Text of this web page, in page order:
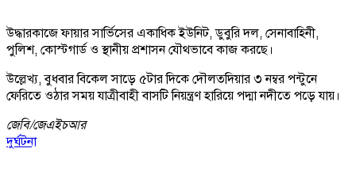
উদ্ধারকাজে ফায়ার সার্ভিসের একাধিক ইউনিট, ডুবুরি দল, সেনাবাহিনী,
পুলিশ, কোস্টগার্ড ও স্থানীয় প্রশাসন যৌথভাবে কাজ করছে।
উল্লেখ্য, বুধবার বিকেল সাড়ে ৫টার দিকে দৌলতদিয়ার ৩ নম্বর পন্টুনে
ফেরিতে ওঠার সময় যাত্রীবাহী বাসটি নিয়ন্ত্রণ হারিয়ে পদ্মা নদীতে পড়ে যায়।
জেবি/জেএইচআর
দুর্ঘটনা